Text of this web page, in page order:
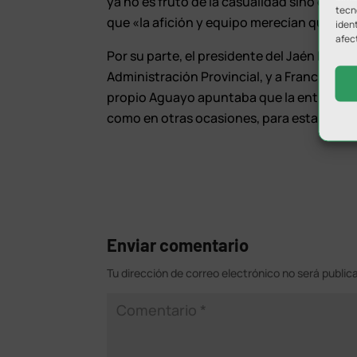
que «la afición y equipo merecían que
Por su parte, el presidente del Jaén FS,
Administración Provincial, y a Francisco
propio Aguayo apuntaba que la entidad
como en otras ocasiones, para esta
Enviar comentario
Tu dirección de correo electrónico no será